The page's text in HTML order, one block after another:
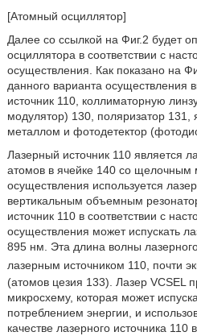
[Атомный осциллятор]
Далее со ссылкой на Фиг.2 будет
осциллятора в соответствии с
осуществления. Как показано на
данного варианта осуществления
источник 110, коллиматорную
модулятор) 130, поляризатор
металлом и фотодетектор
Лазерный источник 110 является
атомов в ячейке 140 со
осуществления используется
вертикальным объемным
источник 110 в соответствии с
осуществления может испускать
895 нм. Эта длина волны
лазерным источником 110, почти
(атомов цезия 133). Лазер VCSEL
микросхему, которая может
потреблением энергии, и
качестве лазерного источника 110